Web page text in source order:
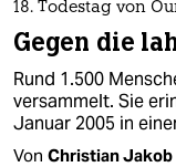
18. Todestag von
Gegen die
Rund 1.500
versammelt. Sie
Januar 2005 in
Von Christian Jakob